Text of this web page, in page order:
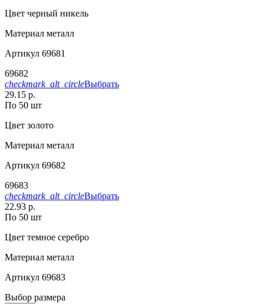
Цвет черный никель
Материал металл
Артикул 69681
69682
checkmark_alt_circleВыбрать
29.15 р.
По 50 шт
Цвет золото
Материал металл
Артикул 69682
69683
checkmark_alt_circleВыбрать
22.93 р.
По 50 шт
Цвет темное серебро
Материал металл
Артикул 69683
Выбор размера